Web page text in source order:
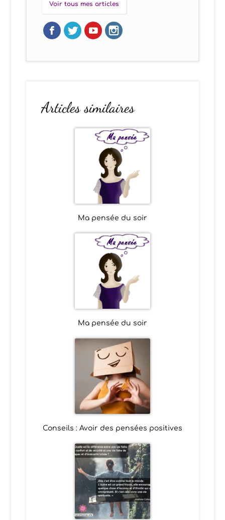
Voir tous mes articles
Articles similaires
Ma pensée du soir
Ma pensée du soir
Conseils : Avoir des pensées positives